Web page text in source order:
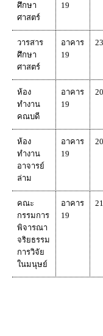
ศึกษา
ศาสตร์
19
วารสาร
ศึกษา
ศาสตร์
อาคาร
19
ห้อง
ทำงาน
คณบดี
อาคาร
19
ห้อง
ทำงาน
อาจารย์
ล่าม
อาคาร
19
คณะ
กรรมการ
พิจารณา
จริยธรรม
การวิจัย
ในมนุษย์
อาคาร
19